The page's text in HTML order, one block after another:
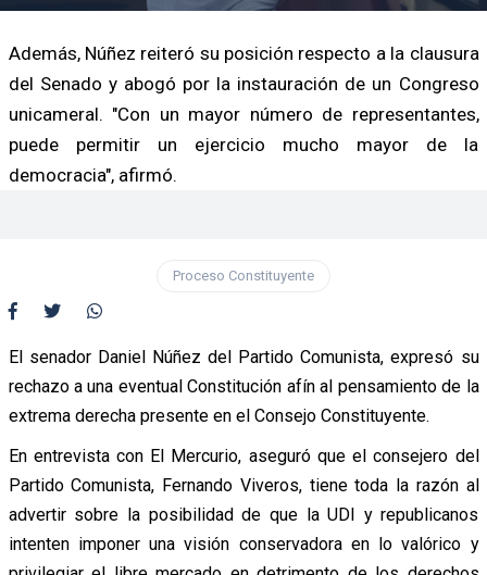
Además, Núñez reiteró su posición respecto a la clausura
del Senado y abogó por la instauración de un Congreso
unicameral. "Con un mayor número de representantes,
puede permitir un ejercicio mucho mayor de la
democracia", afirmó.
Proceso Constituyente
El senador Daniel Núñez del Partido Comunista, expresó su
rechazo a una eventual Constitución afín al pensamiento de la
extrema derecha presente en el Consejo Constituyente.
En entrevista con El Mercurio, aseguró que el consejero del
Partido Comunista, Fernando Viveros, tiene toda la razón al
advertir sobre la posibilidad de que la UDI y republicanos
intenten imponer una visión conservadora en lo valórico y